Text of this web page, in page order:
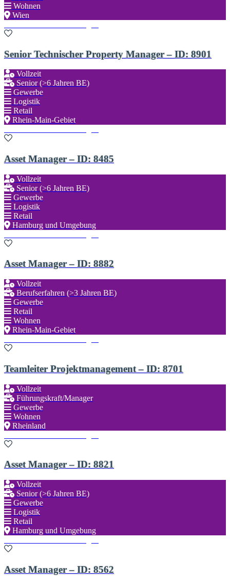
Wohnen
Wien
Senior Technischer Property Manager – ID: 8901
Vollzeit
Senior (>6 Jahren BE)
Gewerbe
Logistik
Retail
Rhein-Main-Gebiet
Asset Manager – ID: 8485
Vollzeit
Senior (>6 Jahren BE)
Gewerbe
Logistik
Retail
Hamburg und Umgebung
Asset Manager – ID: 8882
Vollzeit
Berufserfahren (>3 Jahren BE)
Gewerbe
Retail
Wohnen
Rhein-Main-Gebiet
Teamleiter Projektmanagement – ID: 8701
Vollzeit
Führungskraft/Manager
Gewerbe
Wohnen
Rheinland
Asset Manager – ID: 8821
Vollzeit
Senior (>6 Jahren BE)
Gewerbe
Logistik
Retail
Hamburg und Umgebung
Asset Manager – ID: 8562